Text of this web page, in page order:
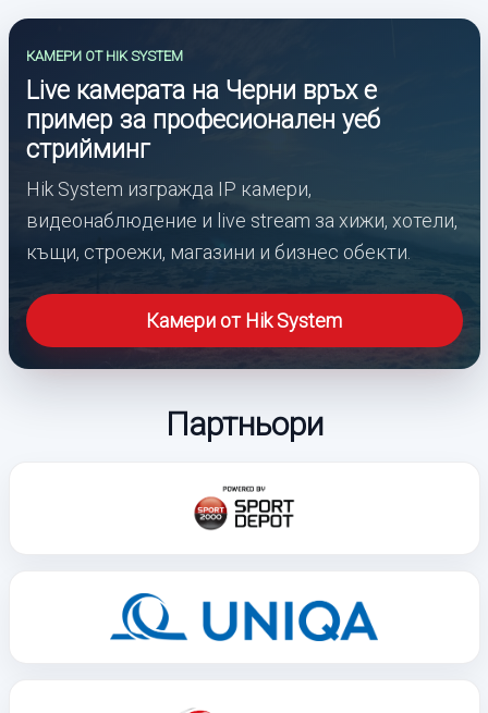
КАМЕРИ ОТ HIK SYSTEM
Live камерата на Черни връх е
пример за професионален уеб
стрийминг
Hik System изгражда IP камери,
видеонаблюдение и live stream за хижи, хотели,
къщи, строежи, магазини и бизнес обекти.
Камери от Hik System
Партньори